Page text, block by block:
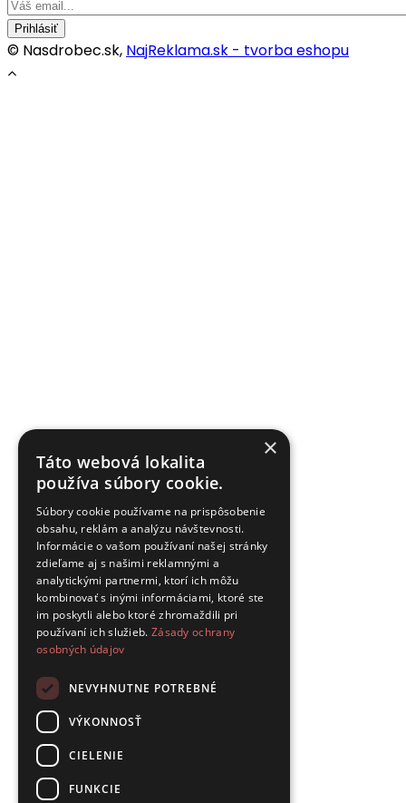
Prihlásiť
© Nasdrobec.sk, NajReklama.sk - tvorba eshopu
×
Táto webová lokalita
používa súbory cookie.
Súbory cookie používame na prispôsobenie
obsahu, reklám a analýzu návštevnosti.
Informácie o vašom používaní našej stránky
zdieľame aj s našimi reklamnými a
analytickými partnermi, ktorí ich môžu
kombinovať s inými informáciami, ktoré ste
im poskytli alebo ktoré zhromaždili pri
používaní ich služieb. Zásady ochrany
osobných údajov
NEVYHNUTNE POTREBNÉ
VÝKONNOSŤ
CIELENIE
FUNKCIE